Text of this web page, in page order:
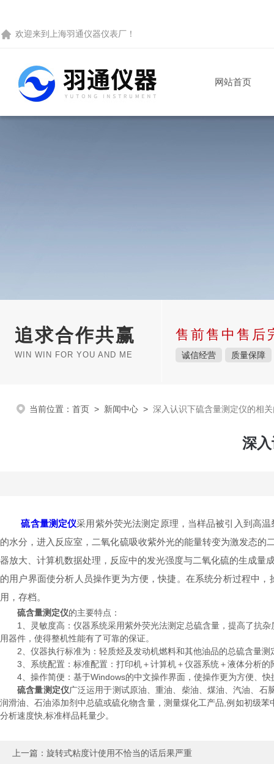
欢迎来到 上海羽通仪器仪表厂 ！
网站首页
追求合作共赢
WIN WIN FOR YOU AND ME
售前售中售后
诚信经营 质量保障
当前位置： 首页 > 新闻中心 > 深入认识下硫含量测定仪的相
深
硫含量测定仪采用紫外荧光法测定原理，当样品被引入到高
的水分，进入反应室，二氧化硫吸收紫外光的能量转变为激发态
器放大、计算机数据处理，反应中的发光强度与二氧化硫的生成
的用户界面使分析人员操作更为方便，快捷。在系统分析过程中
用，存档。
硫含量测定仪的主要特点：
1、灵敏度高：仪器系统采用紫外荧光法测定总硫含量，提高了抗杂
用器件，使得整机性能有了可靠的保证。
2、仪器执行标准为：轻质烃及发动机燃料和其他油品的总硫含量测
3、系统配置：标准配置：打印机＋计算机＋仪器系统＋液体分析的
4、操作简便：基于Windows的中文操作界面，使操作更为方便、快
硫含量测定仪广泛运用于测试原油、重油、柴油、煤油、汽油、石
润滑油、石油添加剂中总硫或硫化物含量，测量煤化工产品,例如初级
分析速度快,标准样品耗量少。
上一篇： 旋转式粘度计使用不恰当的话后果严重